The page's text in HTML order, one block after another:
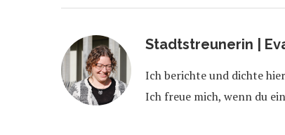
Stadtstreunerin |
Ich berichte und dichte
Ich freue mich, wenn du